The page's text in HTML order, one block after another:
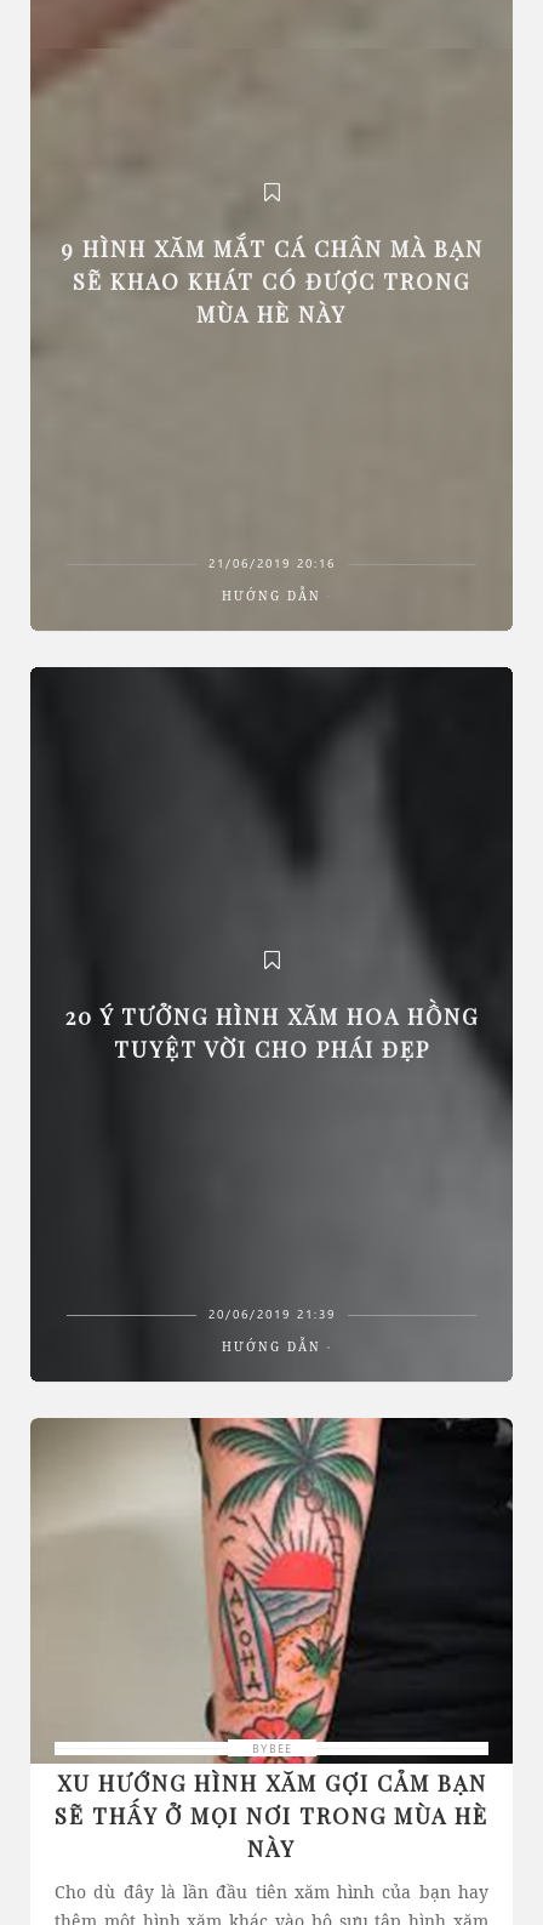
9 HÌNH XĂM MẮT CÁ CHÂN MÀ BẠN
SẼ KHAO KHÁT CÓ ĐƯỢC TRONG
MÙA HÈ NÀY
21/06/2019 20:16
HƯỚNG DẪN
20 Ý TƯỞNG HÌNH XĂM HOA HỒNG
TUYỆT VỜI CHO PHÁI ĐẸP
20/06/2019 21:39
HƯỚNG DẪN
BYBEE
XU HƯỚNG HÌNH XĂM GỢI CẢM BẠN
SẼ THẤY Ở MỌI NƠI TRONG MÙA HÈ
NÀY
Cho dù đây là lần đầu tiên xăm hình của bạn hay